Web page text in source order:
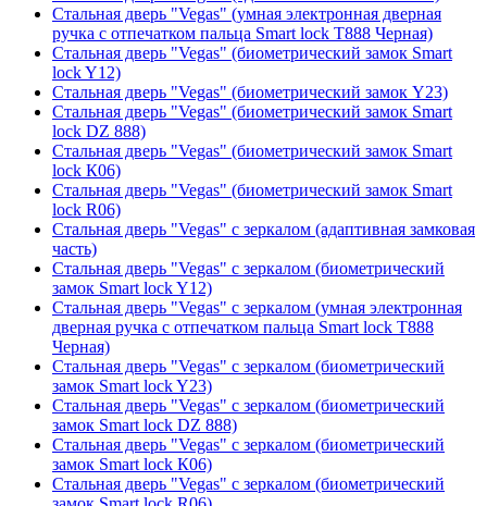
Стальная дверь "Vegas" (умная электронная дверная
ручка с отпечатком пальца Smart lock T888 Черная)
Стальная дверь "Vegas" (биометрический замок Smart
lock Y12)
Стальная дверь "Vegas" (биометрический замок Y23)
Стальная дверь "Vegas" (биометрический замок Smart
lock DZ 888)
Стальная дверь "Vegas" (биометрический замок Smart
lock К06)
Стальная дверь "Vegas" (биометрический замок Smart
lock R06)
Стальная дверь "Vegas" с зеркалом (адаптивная замковая
часть)
Стальная дверь "Vegas" с зеркалом (биометрический
замок Smart lock Y12)
Стальная дверь "Vegas" с зеркалом (умная электронная
дверная ручка с отпечатком пальца Smart lock T888
Черная)
Стальная дверь "Vegas" с зеркалом (биометрический
замок Smart lock Y23)
Стальная дверь "Vegas" с зеркалом (биометрический
замок Smart lock DZ 888)
Стальная дверь "Vegas" с зеркалом (биометрический
замок Smart lock К06)
Стальная дверь "Vegas" с зеркалом (биометрический